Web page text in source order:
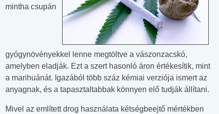
mintha csupán
gyógynövényekkel lenne megtöltve a vászonzacskó,
amelyben eladják. Ezt a szert hasonló áron értékesítik, mint
a marihuánát. Igazából több száz kémiai verziója ismert az
anyagnak, és a tapasztaltabbak könnyen elő tudják állítani.
Mivel az említett drog használata kétségbeejtő mértékben